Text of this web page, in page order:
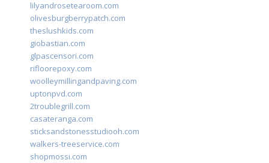
lilyandrosetearoom.com
olivesburgberrypatch.com
theslushkids.com
giobastian.com
glpascensori.com
rifloorepoxy.com
woolleymillingandpaving.com
uptonpvd.com
2troublegrill.com
casateranga.com
sticksandstonesstudiooh.com
walkers-treeservice.com
shopmossi.com